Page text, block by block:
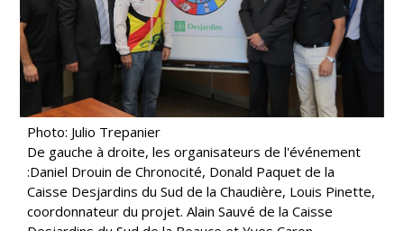
Photo: Julio Trepanier
De gauche à droite, les organisateurs de l'événement
:Daniel Drouin de Chronocité, Donald Paquet de la
Caisse Desjardins du Sud de la Chaudière, Louis Pinette,
coordonnateur du projet. Alain Sauvé de la Caisse